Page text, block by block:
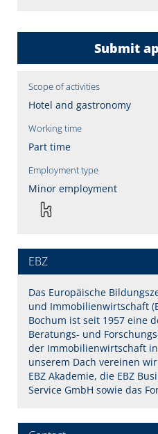
Submit
Scope of activities
Hotel and gastronomy
Working time
Part time
Employment type
Minor employment
EBZ
Das Europäische
und Immobilienwirtschaft
Bochum ist seit 1957 eine
Beratungs- und
der Immobilienwirtschaft
unserem Dach vereinen
EBZ Akademie, die EBZ
Service GmbH sowie das